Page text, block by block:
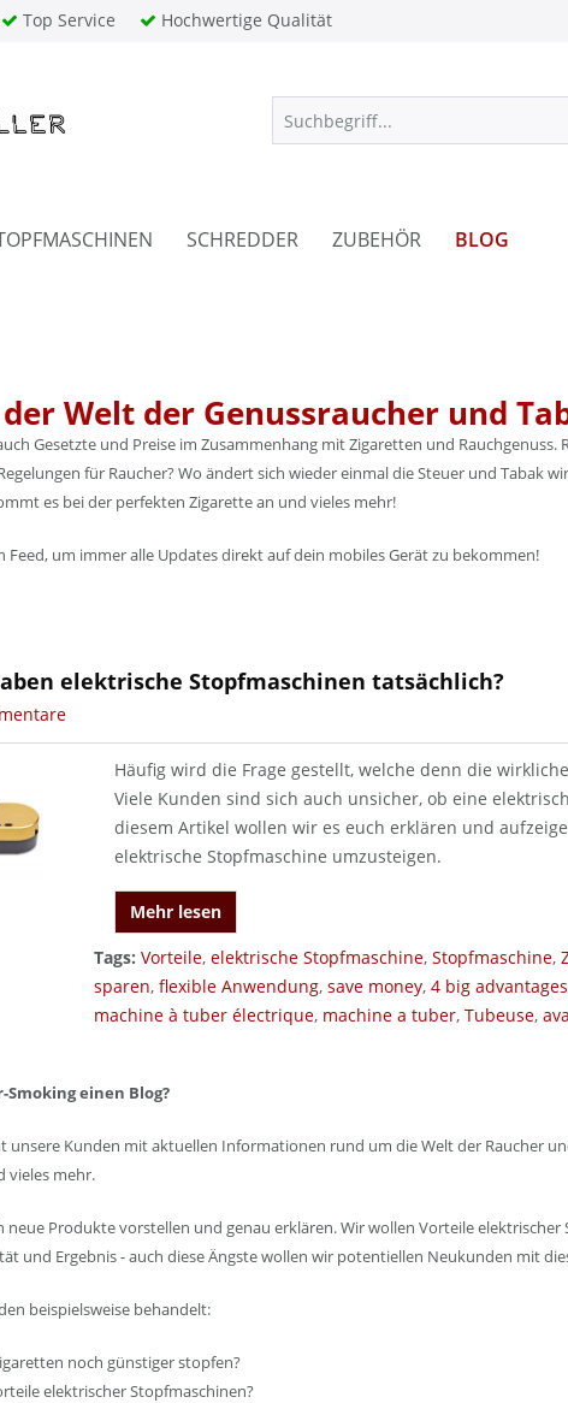
Top Service Hochwertige Qualität
SCHREDDER ZUBEHÖR BLOG
Welt der Genussraucher und
Gesetzte und Preise im Zusammenhang mit Zigaretten und
für Raucher? Wo ändert sich wieder einmal die Steuer und Tabak
es bei der perfekten Zigarette an und vieles mehr!
Feed, um immer alle Updates direkt auf dein mobiles Gerät zu bekommen!
elektrische Stopfmaschinen tatsächlich?
Häufig wird die Frage gestellt, welche denn die
Viele Kunden sind sich auch unsicher, ob eine
diesem Artikel wollen wir es euch erklären und
elektrische Stopfmaschine umzusteigen.
Mehr lesen
Tags: Vorteile, elektrische Stopfmaschine, Stopfmaschine,
sparen, flexible Anwendung, save money, 4 big advantages
machine à tuber électrique, machine a tuber, Tubeuse,
einen Blog?
Kunden mit aktuellen Informationen rund um die Welt der Raucher
vieles mehr.
neue Produkte vorstellen und genau erklären. Wir wollen Vorteile
und Ergebnis - auch diese Ängste wollen wir potentiellen Neukunden mit
beispielsweise behandelt:
noch günstiger stopfen?
elektrischer Stopfmaschinen?